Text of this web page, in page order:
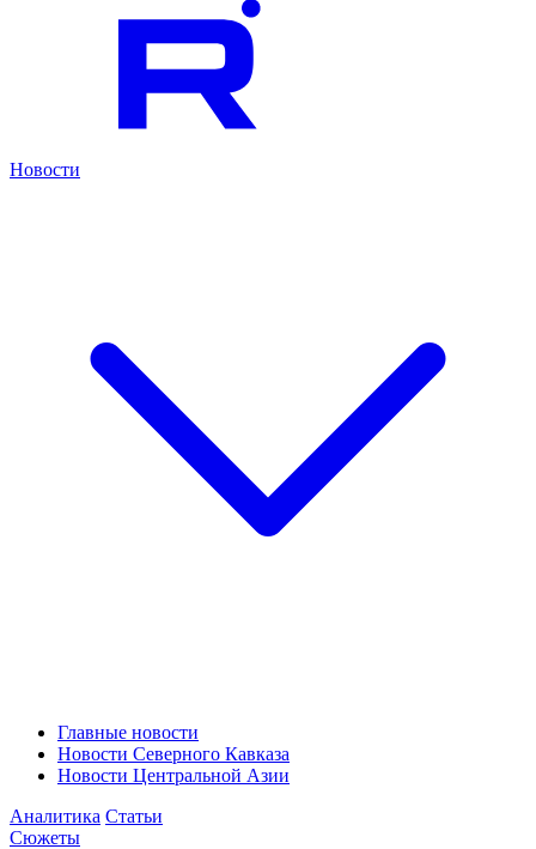
Новости
Главные новости
Новости Северного Кавказа
Новости Центральной Азии
Аналитика Статьи
Сюжеты